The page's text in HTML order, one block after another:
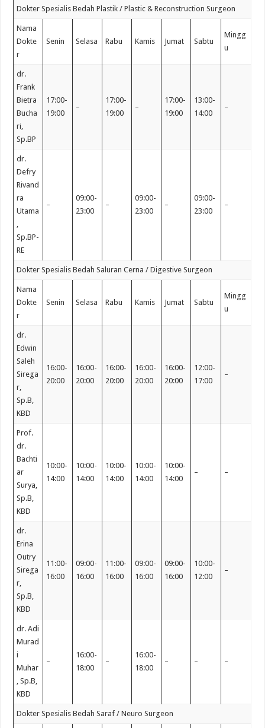
Dokter Spesialis Bedah Plastik / Plastic & Reconstruction Surgeon
Nama
Dokte
r
Senin Selasa Rabu Kamis Jumat Sabtu
Mingg
u
dr.
Frank
Bietra
Bucha
ri,
Sp.BP
17:00-
19:00
–
17:00-
19:00
–
17:00-
19:00
13:00-
14:00
–
dr.
Defry
Rivand
ra
Utama
,
Sp.BP-
RE
–
09:00-
23:00
–
09:00-
23:00
–
09:00-
23:00
–
Dokter Spesialis Bedah Saluran Cerna / Digestive Surgeon
Nama
Dokte
r
Senin Selasa Rabu Kamis Jumat Sabtu
Mingg
u
dr.
Edwin
Saleh
Sirega
r,
Sp.B,
KBD
16:00-
20:00
16:00-
20:00
16:00-
20:00
16:00-
20:00
16:00-
20:00
12:00-
17:00
–
Prof.
dr.
Bachti
ar
Surya,
Sp.B,
KBD
10:00-
14:00
10:00-
14:00
10:00-
14:00
10:00-
14:00
10:00-
14:00
– –
dr.
Erina
Outry
Sirega
r,
Sp.B,
KBD
11:00-
16:00
09:00-
16:00
11:00-
16:00
09:00-
16:00
09:00-
16:00
10:00-
12:00
–
dr. Adi
Murad
i
Muhar
, Sp.B,
KBD
–
16:00-
18:00
–
16:00-
18:00
– – –
Dokter Spesialis Bedah Saraf / Neuro Surgeon